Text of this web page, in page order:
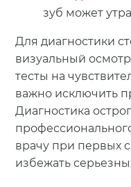
зуб может
Для диагностики
визуальный
тесты на
важно исключить
Диагностика
врачу при первых
избежать